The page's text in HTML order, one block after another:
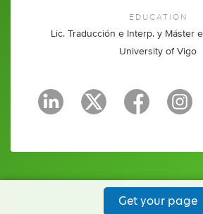
EDUCATION
Lic. Traducción e Interp. y Máster
University of Vigo
Get your page